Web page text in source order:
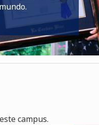
campus.